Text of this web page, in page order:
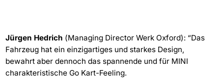
Jürgen Hedrich (Managing Director Werk Oxford): “Das
Fahrzeug hat ein einzigartiges und starkes Design,
bewahrt aber dennoch das spannende und für MINI
charakteristische Go Kart-Feeling.